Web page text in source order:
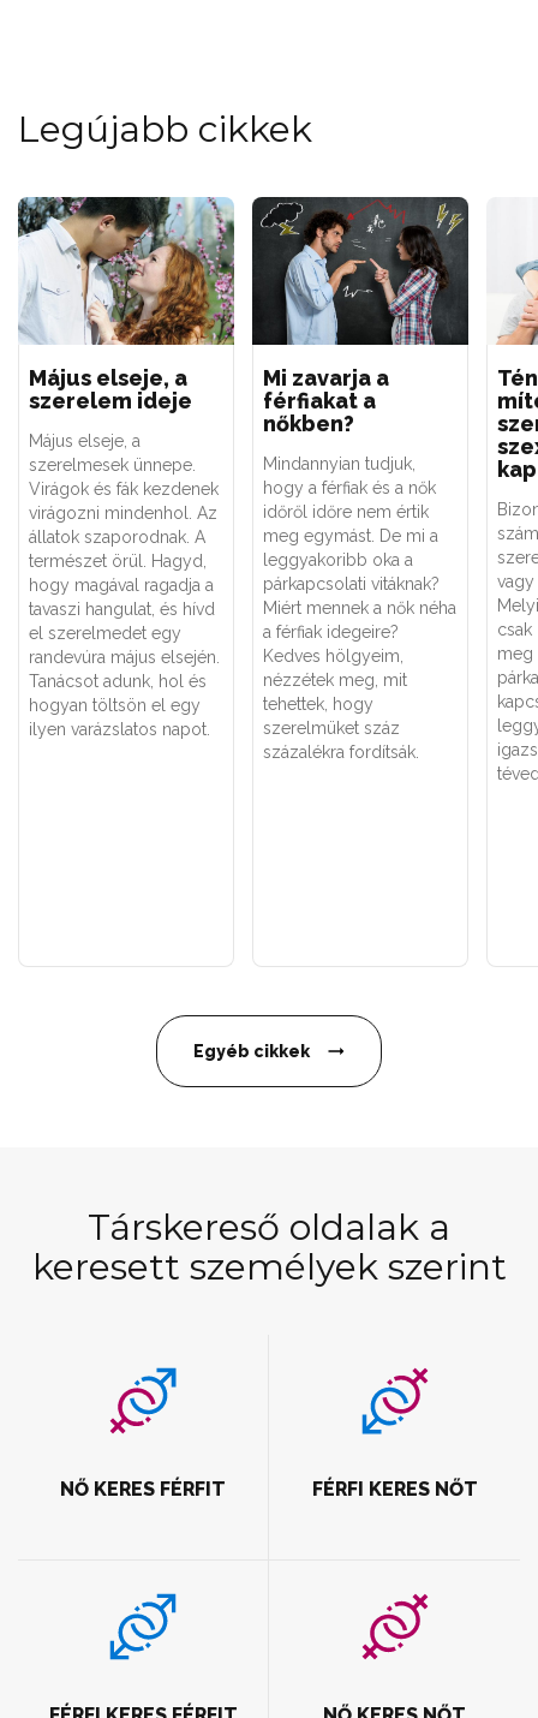
Legújabb cikkek
Május elseje, a
szerelem ideje
Május elseje, a
szerelmesek ünnepe.
Virágok és fák kezdenek
virágozni mindenhol. Az
állatok szaporodnak. A
természet örül. Hagyd,
hogy magával ragadja a
tavaszi hangulat, és hívd
el szerelmedet egy
randevúra május elsején.
Tanácsot adunk, hol és
hogyan töltsön el egy
ilyen varázslatos napot.
Mi zavarja a
férfiakat a
nőkben?
Mindannyian tudjuk,
hogy a férfiak és a nők
időről időre nem értik
meg egymást. De mi a
leggyakoribb oka a
párkapcsolati vitáknak?
Miért mennek a nők néha
a férfiak idegeire?
Kedves hölgyeim,
nézzétek meg, mit
tehettek, hogy
szerelmüket száz
százalékra fordítsák.
vagy
csak
meg
Egyéb cikkek
Társkereső oldalak a
keresett személyek szerint
NŐ KERES FÉRFIT FÉRFI KERES NŐT